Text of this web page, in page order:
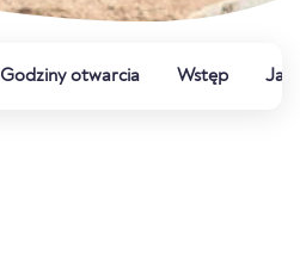
Godziny otwarcia Wstęp